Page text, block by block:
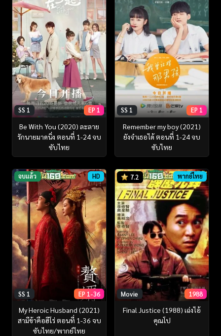
SS 1 EP 1
Be With You (2020) ละลาย
รักนายมาดนิ่ง ตอนที่ 1-24 จบ
ซับไทย
SS 1 EP 1
Remember my boy (2021)
ยังจำเธอได้ ตอนที่ 1-24 จบ
ซับไทย
จบแล้ว HD
SS 1 EP 1-36
My Heroic Husband (2021)
สามีข้าคือฮีโร่ ตอนที่ 1-36 จบ
ซับไทย/พากย์ไทย
7.2 พากย์ไทย
Movie 1988
Final Justice (1988) เฉ่งไอ้
คุณโป